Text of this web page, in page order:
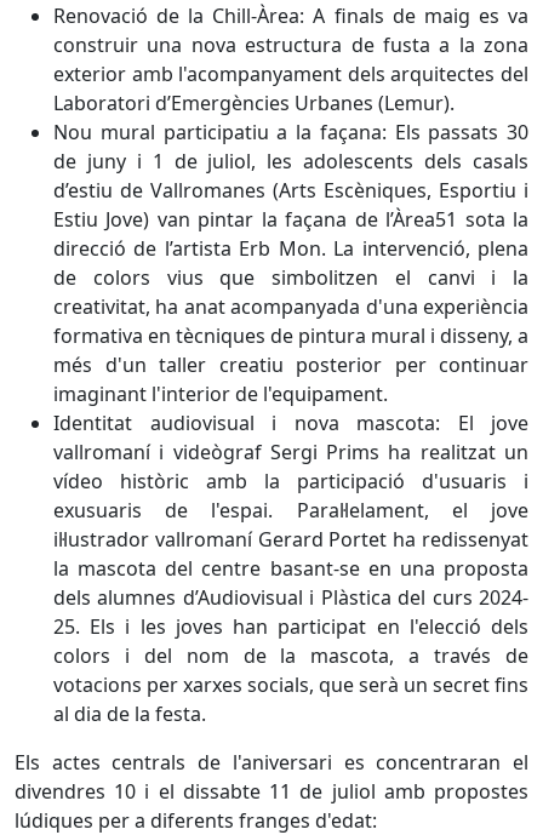
Renovació de la Chill-Àrea: A finals de maig es va
construir una nova estructura de fusta a la zona
exterior amb l'acompanyament dels arquitectes del
Laboratori d’Emergències Urbanes (Lemur).
Nou mural participatiu a la façana: Els passats 30
de juny i 1 de juliol, les adolescents dels casals
d’estiu de Vallromanes (Arts Escèniques, Esportiu i
Estiu Jove) van pintar la façana de l’Àrea51 sota la
direcció de l’artista Erb Mon. La intervenció, plena
de colors vius que simbolitzen el canvi i la
creativitat, ha anat acompanyada d'una experiència
formativa en tècniques de pintura mural i disseny, a
més d'un taller creatiu posterior per continuar
imaginant l'interior de l'equipament.
Identitat audiovisual i nova mascota: El jove
vallromaní i videògraf Sergi Prims ha realitzat un
vídeo històric amb la participació d'usuaris i
exusuaris de l'espai. Paral·lelament, el jove
il·lustrador vallromaní Gerard Portet ha redissenyat
la mascota del centre basant-se en una proposta
dels alumnes d’Audiovisual i Plàstica del curs 2024-
25. Els i les joves han participat en l'elecció dels
colors i del nom de la mascota, a través de
votacions per xarxes socials, que serà un secret fins
al dia de la festa.
Els actes centrals de l'aniversari es concentraran el
divendres 10 i el dissabte 11 de juliol amb propostes
lúdiques per a diferents franges d'edat: